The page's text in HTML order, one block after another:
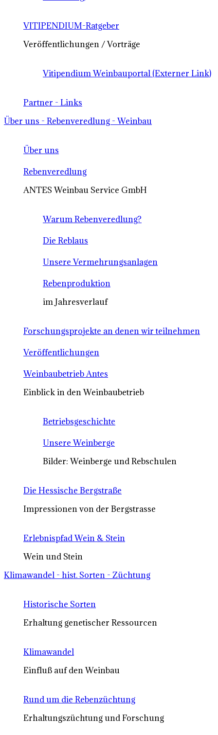
VITIPENDIUM-Ratgeber
Veröffentlichungen / Vorträge
Vitipendium Weinbauportal (Externer Link)
Partner - Links
Über uns - Rebenveredlung - Weinbau
Über uns
Rebenveredlung
ANTES Weinbau Service GmbH
Warum Rebenveredlung?
Die Reblaus
Unsere Vermehrungsanlagen
Rebenproduktion
im Jahresverlauf
Forschungsprojekte an denen wir teilnehmen
Veröffentlichungen
Weinbaubetrieb Antes
Einblick in den Weinbaubetrieb
Betriebsgeschichte
Unsere Weinberge
Bilder: Weinberge und Rebschulen
Die Hessische Bergstraße
Impressionen von der Bergstrasse
Erlebnispfad Wein & Stein
Wein und Stein
Klimawandel - hist. Sorten - Züchtung
Historische Sorten
Erhaltung genetischer Ressourcen
Klimawandel
Einfluß auf den Weinbau
Rund um die Rebenzüchtung
Erhaltungszüchtung und Forschung